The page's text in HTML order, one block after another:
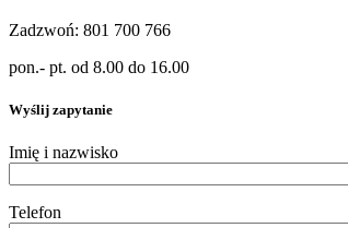
Zadzwoń: 801 700 766
pon.- pt. od 8.00 do 16.00
Wyślij zapytanie
Imię i nazwisko
Telefon